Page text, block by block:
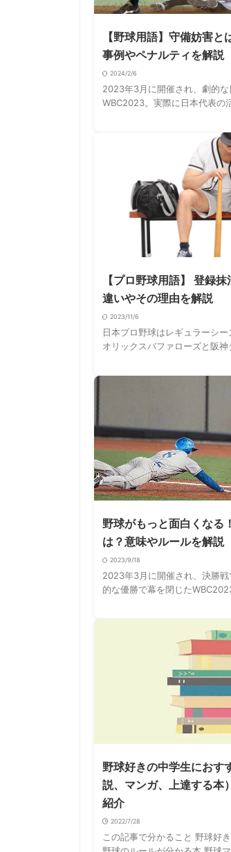
【野球用語】守備妨害
事例やペナルティを解説
2024/2/6
2023年3月に開催され、劇的
WBC2023。実際に日本代表の
しょうか。 2月から各球団がキ
【プロ野球用語】 登録
違いやその理由を解説
2023/11/6
日本プロ野球はレギュラーシ
オリックスバファローズと阪
影響もあり、新たに野球に興
野球がもっと面白くなる
は？意味やルールを解説
2023/9/18
2023年3月に開催され、決勝
的な優勝で幕を閉じた
高い大会でした。実際に球場
野球好きの中学生におす
説、マンガ、上達する本
紹介
2022/7/28
この記事で分かること 野球好